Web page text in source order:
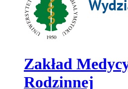
Zakład
Rodzinnej